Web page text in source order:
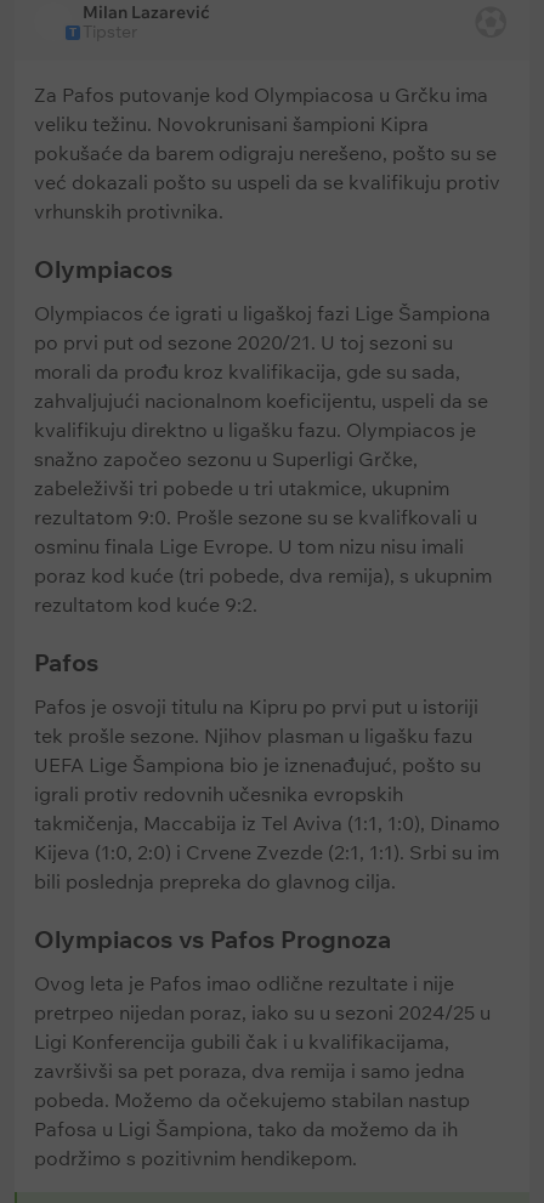
T
Milan Lazarević
Tipster
Za Pafos putovanje kod Olympiacosa u Grčku ima
veliku težinu. Novokrunisani šampioni Kipra
pokušaće da barem odigraju nerešeno, pošto su se
već dokazali pošto su uspeli da se kvalifikuju protiv
vrhunskih protivnika.
Olympiacos
Olympiacos će igrati u ligaškoj fazi Lige Šampiona
po prvi put od sezone 2020/21. U toj sezoni su
morali da prođu kroz kvalifikacija, gde su sada,
zahvaljujući nacionalnom koeficijentu, uspeli da se
kvalifikuju direktno u ligašku fazu. Olympiacos je
snažno započeo sezonu u Superligi Grčke,
zabeleživši tri pobede u tri utakmice, ukupnim
rezultatom 9:0. Prošle sezone su se kvalifkovali u
osminu finala Lige Evrope. U tom nizu nisu imali
poraz kod kuće (tri pobede, dva remija), s ukupnim
rezultatom kod kuće 9:2.
Pafos
Pafos je osvoji titulu na Kipru po prvi put u istoriji
tek prošle sezone. Njihov plasman u ligašku fazu
UEFA Lige Šampiona bio je iznenađujuć, pošto su
igrali protiv redovnih učesnika evropskih
takmičenja, Maccabija iz Tel Aviva (1:1, 1:0), Dinamo
Kijeva (1:0, 2:0) i Crvene Zvezde (2:1, 1:1). Srbi su im
bili poslednja prepreka do glavnog cilja.
Olympiacos vs Pafos Prognoza
Ovog leta je Pafos imao odlične rezultate i nije
pretrpeo nijedan poraz, iako su u sezoni 2024/25 u
Ligi Konferencija gubili čak i u kvalifikacijama,
završivši sa pet poraza, dva remija i samo jedna
pobeda. Možemo da očekujemo stabilan nastup
Pafosa u Ligi Šampiona, tako da možemo da ih
podržimo s pozitivnim hendikepom.